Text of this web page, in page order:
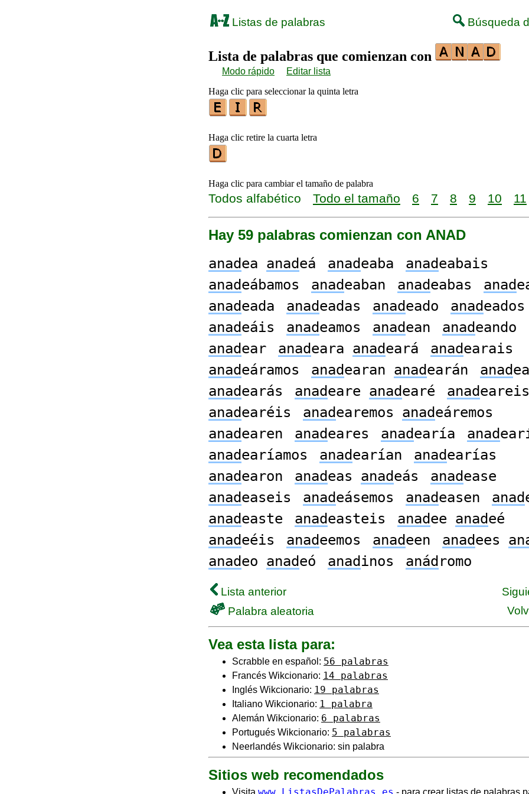
Listas de palabras Búsqueda
Lista de palabras que comienzan con
Modo rápido
Editar lista
Haga clic para seleccionar la quinta letra
Haga clic retire la cuarta letra
Haga clic para cambiar el tamaño de palabra
Todos alfabético Todo el tamaño 6 7 8 9 10 11
Hay 59 palabras comienzan con ANAD
anadea anadeá anadeaba anadeabais
anadeábamos anadeaban anadeabas anad
anadeada anadeadas anadeado anadeados
anadeáis anadeamos anadean anadeando
anadear anadeara anadeará anadearais
anadeáramos anadearan anadearán anad
anadearás anadeare anadearé anadeareis
anadearéis anadearemos anadeáremos
anadearen anadeares anadearía anad
anadearíamos anadearían anadearías
anadearon anadeas anadeás anadease
anadeaseis anadeásemos anadeasen anad
anadeaste anadeasteis anadee anadeé
anadeéis anadeemos anadeen anadees
anadeo anadeó anad inos anád romo
Lista anterior
Palabra aleatoria
Vea esta lista para:
Scrabble en español: 56 palabras
Francés Wikcionario: 14 palabras
Inglés Wikcionario: 19 palabras
Italiano Wikcionario: 1 palabra
Alemán Wikcionario: 6 palabras
Portugués Wikcionario: 5 palabras
Neerlandés Wikcionario: sin palabra
Sitios web recomendados
Visita - para crear listas de palabras